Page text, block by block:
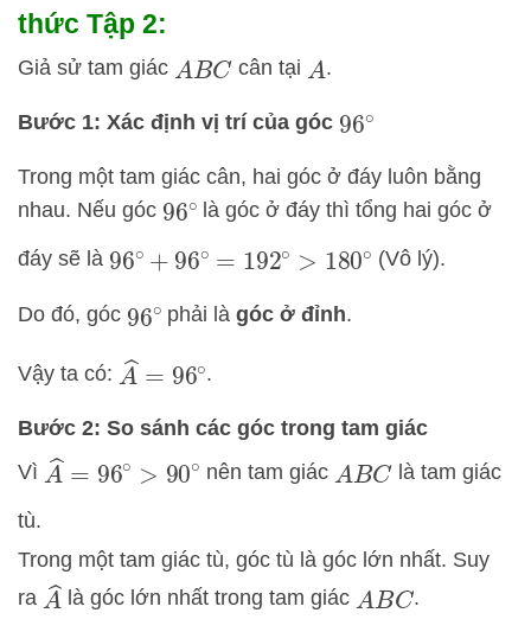
thức Tập 2:
Giả sử tam giác ABCcân tại A.
Bước 1: Xác định vị trí của góc 96∘
Trong một tam giác cân, hai góc ở đáy luôn bằng
nhau. Nếu góc 96∘là góc ở đáy thì tổng hai góc ở
đáy sẽ là 96∘+ 96∘ =192∘ >180∘ (Vô lý).
Do đó, góc 96∘phải làgóc ở đỉnh.
Vậy ta có: A^= 96∘.
Bước 2: So sánh các góc trong tam giác
Vì A^= 96∘ >90∘ nên tam giác ABClà tam giác
tù.
Trong một tam giác tù, góc tù là góc lớn nhất. Suy
ra A^là góc lớn nhất trong tam giác ABC.